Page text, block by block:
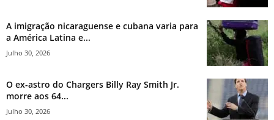
A imigração nicaraguense e cubana varia para
a América Latina e...
Julho 30, 2026
O ex-astro do Chargers Billy Ray Smith Jr.
morre aos 64...
Julho 30, 2026